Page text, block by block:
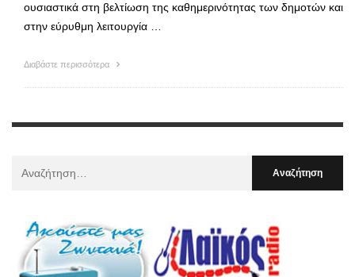
ουσιαστικά στη βελτίωση της καθημερινότητας των δημοτών και
στην εύρυθμη λειτουργία …
Διαβάστε περισσότερα